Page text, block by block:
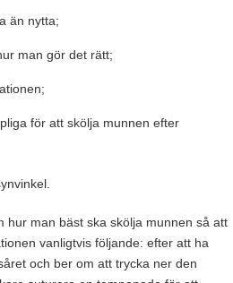
än nytta;
man gör det rätt;
för att skölja munnen efter
hur man bäst ska skölja munnen så att
vanligtvis följande: efter att ha
och ber om att trycka ner den